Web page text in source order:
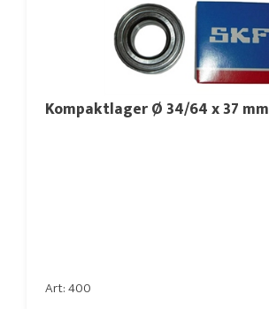
Kompaktlager Ø 34/64 x 37 mm
Art: 400